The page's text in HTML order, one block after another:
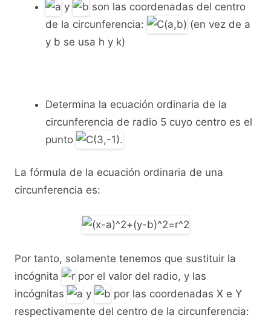
y
son las coordenadas del centro
de la circunferencia:
(en vez de a
y b se usa h y k)
Determina la ecuación ordinaria de la
circunferencia de radio 5 cuyo centro es el
punto
La fórmula de la ecuación ordinaria de una
circunferencia es:
Por tanto, solamente tenemos que sustituir la
incógnita
por el valor del radio, y las
incógnitas
y
por las coordenadas X e Y
respectivamente del centro de la circunferencia: